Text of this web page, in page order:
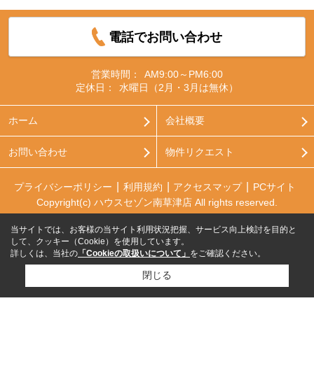
電話でお問い合わせ
営業時間：
AM9:00～PM6:00
定休日：
水曜日（2月・3月は無休）
ホーム 会社概要
お問い合わせ 物件リクエスト
プライバシーポリシー 利用規約 アクセスマップ
PCサイト
Copyright(c) ハウスセゾン南草津店 All rights reserved.
当サイトでは、お客様の当サイト利用状況把握、サービス向上検討を目的と
して、クッキー（Cookie）を使用しています。
詳しくは、当社の 「Cookieの取扱いについて」 をご確認ください。
閉じる